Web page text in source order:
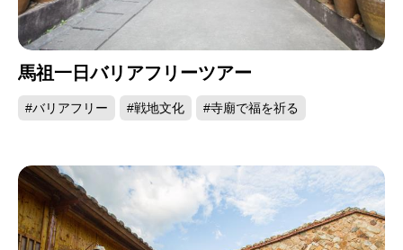
馬祖一日バリアフリーツアー
#バリアフリー #戦地文化 #寺廟で福を祈る